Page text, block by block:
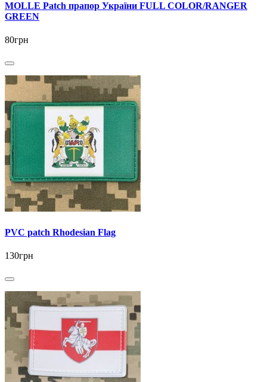
MOLLE Patch прапор України FULL COLOR/RANGER
GREEN
80грн
PVC patch Rhodesian Flag
130грн